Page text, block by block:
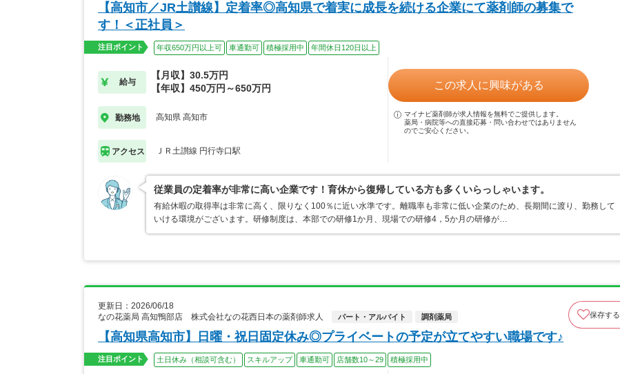
【高知市／JR土讃線】定着率◎高知県で着実に成長を続ける企業にて薬剤師の募集で
す！＜正社員＞
注目ポイント 年収650万円以上可 車通勤可 積極採用中 年間休日120日以上
給与
【月収】30.5万円
【年収】450万円～650万円
勤務地 高知県 高知市
アクセス ＪＲ土讃線 円行寺口駅
この求人に興味がある
マイナビ薬剤師が求人情報を無料でご提供します。
薬局・病院等への直接応募・問い合わせではありません
のでご安心ください。
従業員の定着率が非常に高い企業です！育休から復帰している方も多くいらっしゃいます。
有給休暇の取得率は非常に高く、限りなく100％に近い水準です。離職率も非常に低い企業のため、長期間に渡り、勤務して
いける環境がございます。研修制度は、本部での研修1か月、現場での研修4，5か月の研修が…
更新日：2026/06/18
なの花薬局 高知鴨部店 株式会社なの花西日本の薬剤師求人
パート・アルバイト 調剤薬局 保存する
【高知県高知市】日曜・祝日固定休み◎プライベートの予定が立てやすい職場です♪
注目ポイント 土日休み（相談可含む） スキルアップ 車通勤可 店舗数10～29 積極採用中